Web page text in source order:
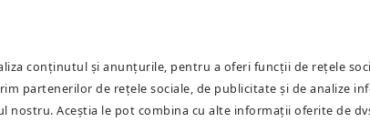
conținutul și anunțurile, pentru a oferi funcții de rețele
partenerilor de rețele sociale, de publicitate și de analize
nostru. Aceștia le pot combina cu alte informații oferite de